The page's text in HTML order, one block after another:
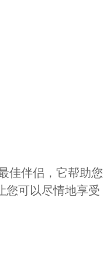
佳伴侣，它帮助您
您可以尽情地享受